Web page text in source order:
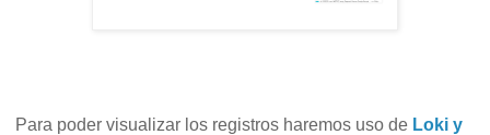
Para poder visualizar los registros haremos uso de Loki y